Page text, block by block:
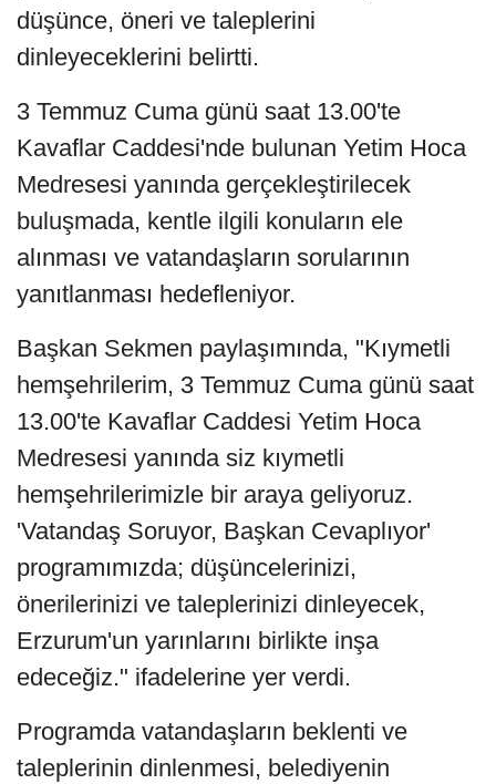
düşünce, öneri ve taleplerini
dinleyeceklerini belirtti.
3 Temmuz Cuma günü saat 13.00'te
Kavaflar Caddesi'nde bulunan Yetim Hoca
Medresesi yanında gerçekleştirilecek
buluşmada, kentle ilgili konuların ele
alınması ve vatandaşların sorularının
yanıtlanması hedefleniyor.
Başkan Sekmen paylaşımında, "Kıymetli
hemşehrilerim, 3 Temmuz Cuma günü saat
13.00'te Kavaflar Caddesi Yetim Hoca
Medresesi yanında siz kıymetli
hemşehrilerimizle bir araya geliyoruz.
'Vatandaş Soruyor, Başkan Cevaplıyor'
programımızda; düşüncelerinizi,
önerilerinizi ve taleplerinizi dinleyecek,
Erzurum'un yarınlarını birlikte inşa
edeceğiz." ifadelerine yer verdi.
Programda vatandaşların beklenti ve
taleplerinin dinlenmesi, belediyenin